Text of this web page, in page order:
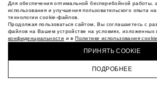
Для обеспечения оптимальной бесперебойной работы,
использования и улучшения пользовательского опыта
технологии cookie-файлов.
Продолжая пользоваться сайтом, Вы соглашаетесь с
файлов на Вашем устройстве на условиях, изложенных
конфиденциальности и вПолитике использования
ПРИНЯТЬ COOKIE
ПОДРОБНЕЕ
ГЛАВНАЯ КАТАЛОГ КОРЗИНА
УСЛОВИЯ ПОКУПКИ
О НАС
МАГАЗИНЫ
КАРЬЕРА
ТЕЛЕГРАМ
ПОДПИСАТЬСЯ НА НОВОСТИ
КУПИТЬ + ПОЛУЧИТЬ В